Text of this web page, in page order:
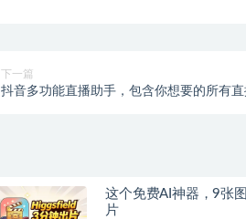
下一篇
抖音多功能直播助手，包含你想要的所有
这个免费AI神器，9张
片